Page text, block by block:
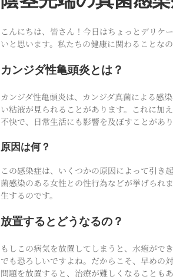
こんにちは、皆さん！今日はちょっとデリケ
いと思います。私たちの健康に関わることな
カンジダ性亀頭炎とは？
カンジダ性亀頭炎は、カンジダ真菌による感
い粘液が見られることがあります。これに加
不快で、日常生活にも影響を及ぼすことがあり
原因は何？
この感染症は、いくつかの原因によって引き
菌感染のある女性との性行為などが挙げられ
生するのです。
放置するとどうなるの？
もしこの病気を放置してしまうと、水疱がで
でも恐ろしいですよね。だからこそ、早めの
問題を放置すると、治療が難しくなることもあ